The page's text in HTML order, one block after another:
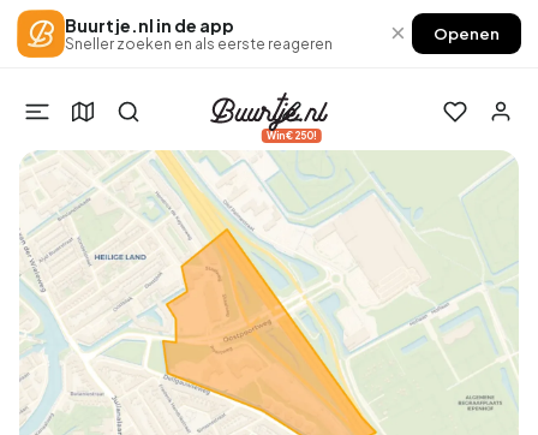
Buurtje.nl in de app
Sneller zoeken en als eerste reageren × Openen
Win €250!